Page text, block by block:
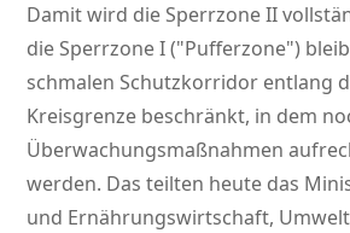
Damit wird die Sperrzone II
die Sperrzone I ( Pufferzone )
schmalen Schutzkorridor entlang
Kreisgrenze beschränkt, in dem
Überwachungsmaßnahmen
werden. Das teilten heute das
und Ernährungswirtschaft,